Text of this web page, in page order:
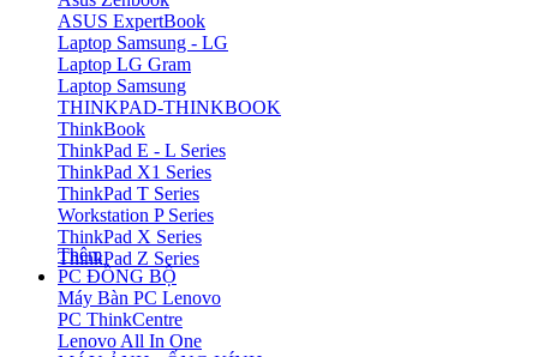
ASUS ExpertBook
Laptop Samsung - LG
Laptop LG Gram
Laptop Samsung
THINKPAD-THINKBOOK
ThinkBook
ThinkPad E - L Series
ThinkPad X1 Series
ThinkPad T Series
Workstation P Series
ThinkPad X Series
ThinkPad Z Series
Thêm
PC ĐỒNG BỘ
Máy Bàn PC Lenovo
PC ThinkCentre
Lenovo All In One